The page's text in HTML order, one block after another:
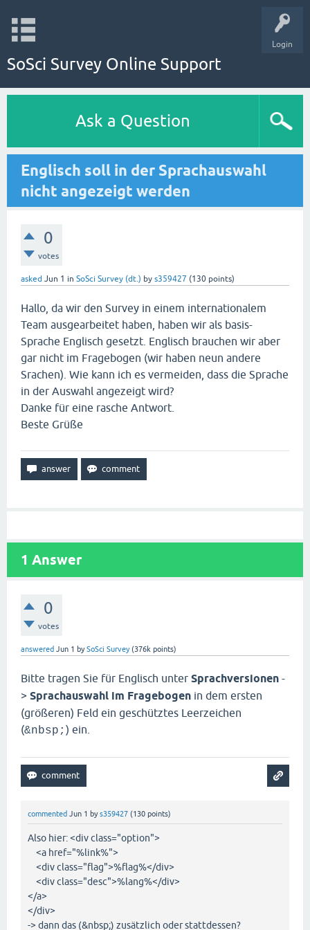
Login
SoSci Survey Online Support
Ask a Question
Englisch soll in der Sprachauswahl
nicht angezeigt werden
0
votes
asked Jun 1 in SoSci Survey (dt.) by s359427 (130 points)
Hallo, da wir den Survey in einem internationalem
Team ausgearbeitet haben, haben wir als basis-
Sprache Englisch gesetzt. Englisch brauchen wir aber
gar nicht im Fragebogen (wir haben neun andere
Srachen). Wie kann ich es vermeiden, dass die Sprache
in der Auswahl angezeigt wird?
Danke für eine rasche Antwort.
Beste Grüße
1 Answer
0
votes
answered Jun 1 bySoSci Survey (376k points)
Bitte tragen Sie für Englisch unter Sprachversionen -
> Sprachauswahl im Fragebogen in dem ersten
(größeren) Feld ein geschütztes Leerzeichen
(&nbsp; ) ein.
commented Jun 1 bys359427 (130 points)
Also hier: <div class="option">
<a href="%link%">
<div class="flag">%flag%</div>
<div class="desc">%lang%</div>
</a>
</div>
-> dann das (&nbsp;) zusätzlich oder stattdessen?